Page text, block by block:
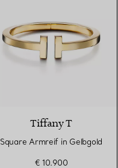
Tiffany T
Square Armreif in Gelbgold
€ 10.900